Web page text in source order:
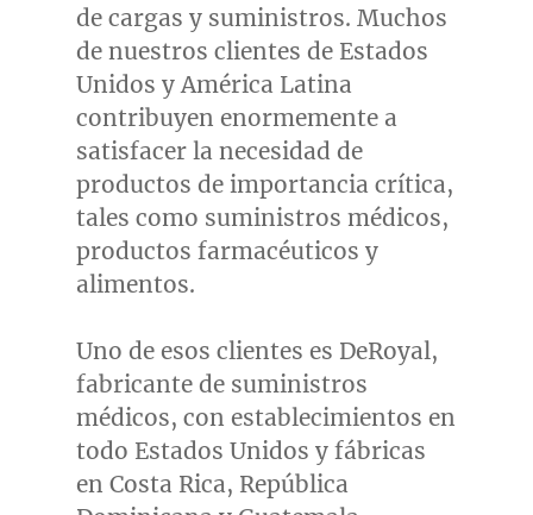
de cargas y suministros. Muchos
de nuestros clientes de Estados
Unidos y América Latina
contribuyen enormemente a
satisfacer la necesidad de
productos de importancia crítica,
tales como suministros médicos,
productos farmacéuticos y
alimentos.
Uno deesos clientes es DeRoyal,
fabricante de suministros
médicos, con establecimientos en
todo Estados Unidos y fábricas
en Costa Rica, República